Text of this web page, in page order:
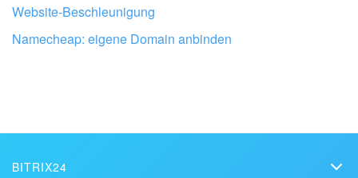
Lassen Sie Ihr Bitrix24 von Profis
einrichten
Website-Beschleunigung
Namecheap: eigene Domain anbinden
BITRIX24